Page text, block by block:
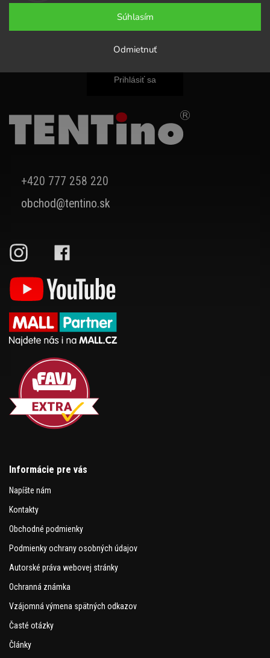
Odmietnuť
Súhlasím
Vložením e-mailu súhlasíte s
Prihlásiť sa
+420 777 258 220
obchod@tentino.sk
Informácie pre vás
Napíšte nám
Kontakty
Obchodné podmienky
Podmienky ochrany osobných údajov
Autorské práva webovej stránky
Ochranná známka
Vzájomná výmena spätných odkazov
Časté otázky
Články